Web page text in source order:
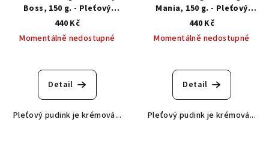
Boss, 150 g. - Pleťový
pudink borůvkový boss
440 Kč
Momentálně nedostupné
Detail
Pleťový pudink je krémová...
Mania, 150 g. - Pleťový
pudink žvýkačková mánie
440 Kč
Momentálně nedostupné
Detail
Pleťový pudink je krémová...